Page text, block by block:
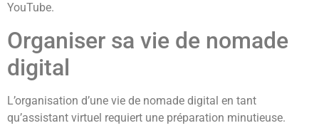
YouTube.
Organiser sa vie de nomade
digital
L’organisation d’une vie de nomade digital en tant
qu’assistant virtuel requiert une préparation minutieuse.